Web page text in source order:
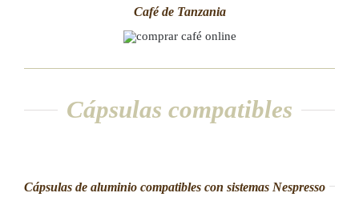
Café de Tanzania
Cápsulas compatibles
Cápsulas de aluminio compatibles con sistemas Nespresso